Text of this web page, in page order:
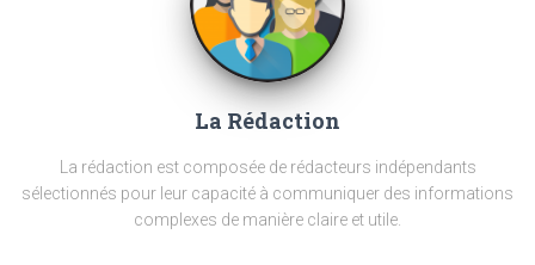
La Rédaction
La rédaction est composée de rédacteurs indépendants
sélectionnés pour leur capacité à communiquer des informations
complexes de manière claire et utile.